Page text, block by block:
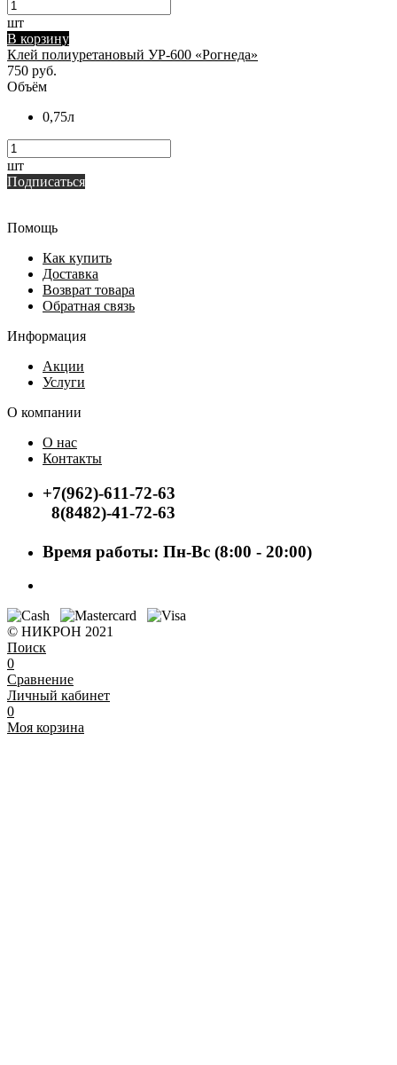
шт
В корзину
Клей полиуретановый УР-600 «Рогнеда»
750 руб.
Объём
0,75л
шт
Подписаться
Помощь
Как купить
Доставка
Возврат товара
Обратная связь
Информация
Акции
Услуги
О компании
О нас
Контакты
+7(962)-611-72-63
8(8482)-41-72-63
Время работы: Пн-Вс (8:00 - 20:00)
© НИКРОН 2021
Поиск
0
Сравнение
Личный кабинет
0
Моя корзина